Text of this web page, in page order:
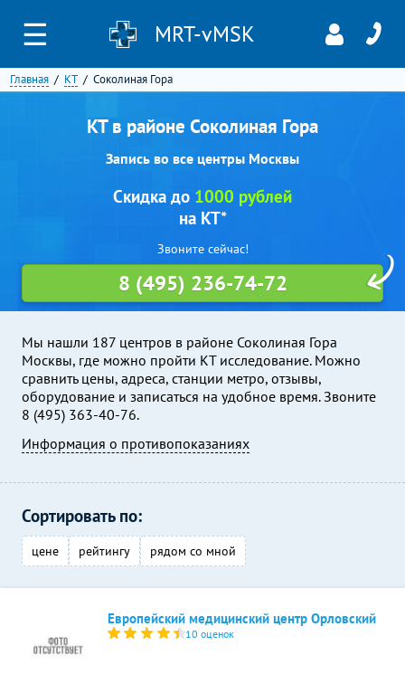
☰ MRT-vMSK
Главная КТ Соколиная Гора
КТ в районе Соколиная Гора
Запись во все центры Москвы
Мы нашли 187 центров в районе Соколиная Гора
Москвы, где можно пройти КТ исследование. Можно
сравнить цены, адреса, станции метро, отзывы,
оборудование и записаться на удобное время. Звоните
8 (495) 363-40-76.
Информация о противопоказаниях
Скидка до 1000 рублей
на КТ*
Звоните сейчас!
8 (495) 236-74-72
Сортировать по:
цене рейтингу рядом со мной
Европейский медицинский центр Орловский
10 оценок